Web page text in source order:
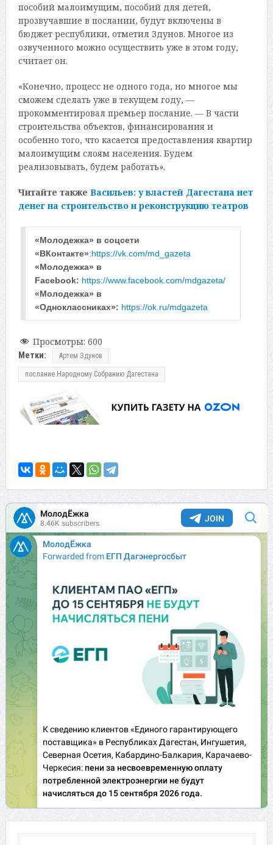
пособий малоимущим, пособий для детей,
прозвучавшие в послании, будут включены в
бюджет республики, отметил Здунов. Многое из
озвученного можно осуществить уже в этом году,
считает он.
«Конечно, процесс не одного года, но многое мы
сможем сделать уже в текущем году, —
прокомментировал премьер послание. — В части
строительства объектов, финансирования и
особенно того, что касается предоставления квартир
малоимущим слоям населения. Будем
реализовывать, будем работать».
Читайте также Васильев: у властей Дагестана нет
денег на строительство и реконструкцию театров
«Молодежка» в соцсети
«ВКонтакте»:https://vk.com/md_gazeta
«Молодежка» в
Facebook: https://www.facebook.com/mdgazeta/
«Молодежка» в
«Одноклассниках»: https://ok.ru/mdgazeta
Просмотры: 600
Метки: Артем Здунов
послание Народному Собранию Дагестана